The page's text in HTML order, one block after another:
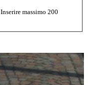
Inserire massimo 200